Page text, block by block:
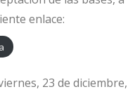
enlace:
23 de diciembre,